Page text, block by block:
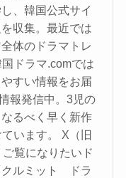
、韓国公式サイ
収集。最近では
体のドラマトレ
ドラマ.comでは
すい情報をお届
報発信中。3児の
るべく早く新作
います。 X（旧
覧になりたいド
クルミット ドラ